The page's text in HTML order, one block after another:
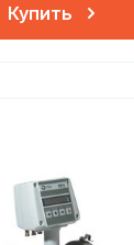
Купить